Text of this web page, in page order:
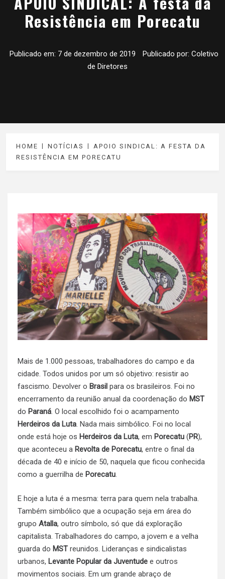
Resistência em Porecatu
Publicado em: 7 de dezembro de 2019 Publicado por: Coletivo
de Diretores
HOME NOTÍCIAS
APOIO SINDICAL: A FESTA DA
RESISTÊNCIA EM PORECATU
Mais de 1.000 pessoas, trabalhadores do campo e da
cidade. Todos unidos por um só objetivo: resistir ao
fascismo. Devolver o Brasil para os brasileiros. Foi no
encerramento da reunião anual da coordenação do MST
do Paraná. O local escolhido foi o acampamento
Herdeiros da Luta. Nada mais simbólico. Foi no local
onde está hoje os Herdeiros da Luta, em Porecatu (PR),
que aconteceu a Revolta de Porecatu, entre o final da
década de 40 e início de 50, naquela que ficou conhecida
como a guerrilha de Porecatu.
E hoje a luta é a mesma: terra para quem nela trabalha.
Também simbólico que a ocupação seja em área do
grupo Atalla, outro símbolo, só que dá exploração
capitalista. Trabalhadores do campo, a jovem e a velha
guarda do MSTreunidos. Lideranças e sindicalistas
urbanos, Levante Popular da Juventude e outros
movimentos sociais. Em um grande abraço de